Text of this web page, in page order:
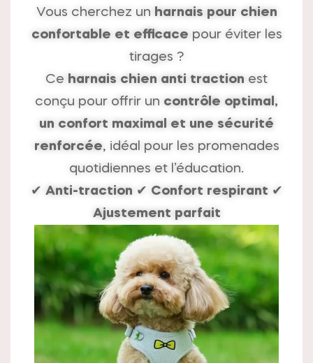
Vous cherchez un harnais pour chien
confortable et efficace pour éviter les
tirages ?
Ce harnais chien anti traction est
conçu pour offrir un contrôle optimal,
un confort maximal et une sécurité
renforcée, idéal pour les promenades
quotidiennes et l’éducation.
✔ Anti-traction ✔ Confort respirant ✔
Ajustement parfait